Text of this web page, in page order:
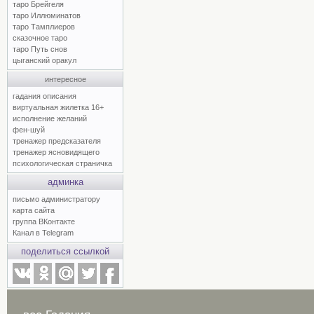
таро Брейгеля
таро Иллюминатов
таро Тамплиеров
сказочное таро
таро Путь снов
цыганский оракул
интересное
гадания описания
виртуальная жилетка 16+
исполнение желаний
фен-шуй
тренажер предсказателя
тренажер ясновидящего
психологическая страничка
админка
письмо администратору
карта сайта
группа ВКонтакте
Канал в Telegram
поделиться ссылкой